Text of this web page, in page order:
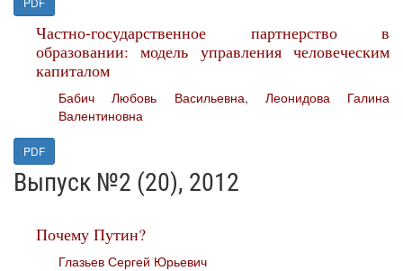
Частно-государственное партнерство в
образовании: модель управления человеческим
капиталом
Бабич Любовь Васильевна, Леонидова Галина
Валентиновна
PDF
Выпуск №2 (20), 2012
Почему Путин?
Глазьев Сергей Юрьевич